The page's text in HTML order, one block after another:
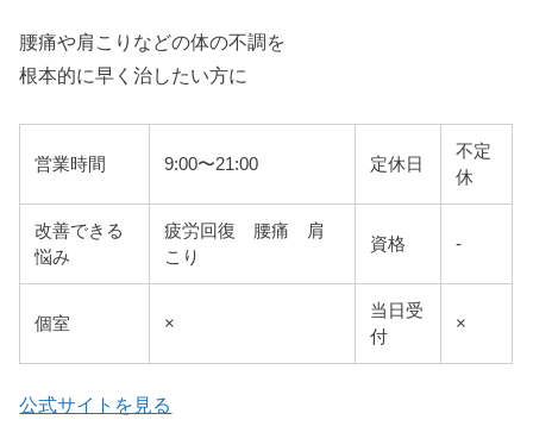
腰痛や肩こりなどの体の不調を
根本的に早く治したい方に
営業時間 9:00〜21:00 定休日
不定
休
改善できる
悩み
疲労回復 腰痛 肩
こり
資格 -
個室 ×
当日受
付
×
公式サイトを見る